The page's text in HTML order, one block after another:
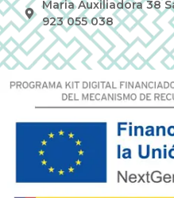
Maria Auxiliadora 38
923 055 038